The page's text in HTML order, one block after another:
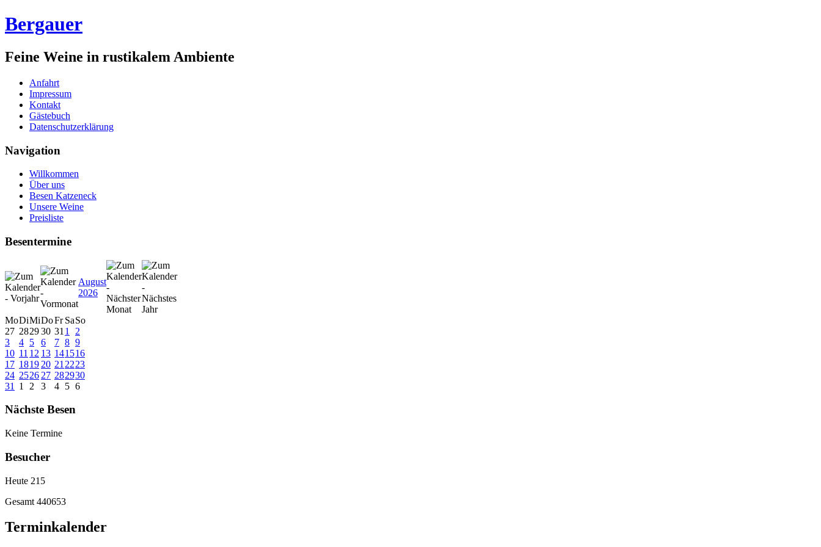
Bergauer
Feine Weine in rustikalem Ambiente
Anfahrt
Impressum
Kontakt
Gästebuch
Datenschutzerklärung
Navigation
Willkommen
Über uns
Besen Katzeneck
Unsere Weine
Preisliste
Besentermine
August
2026
MoDiMiDoFr SaSo
27 282930 31 1
2
3
4 5 6 7 8 9
10 11 12 13 141516
17 1819 20 21 2223
24 2526 27 282930
31
1 2 3 4 5 6
Nächste Besen
Keine Termine
Besucher
Heute 215
Gesamt 440653
Terminkalender